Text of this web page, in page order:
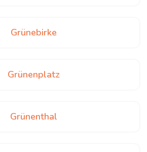
Grünebirke
Grünenplatz
Grünenthal